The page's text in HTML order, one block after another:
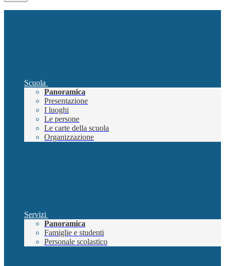
Scuola
Panoramica
Presentazione
I luoghi
Le persone
Le carte della scuola
Organizzazione
Servizi
Panoramica
Famiglie e studenti
Personale scolastico